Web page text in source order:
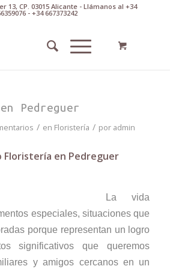
13, CP. 03015 Alicante - Llámanos al +34
- +34 667373242
Pedreguer
/ en Floristería / por admin
Floristería en Pedreguer
La vida
especiales, situaciones que
porque representan un logro
significativos que queremos
y amigos cercanos en un